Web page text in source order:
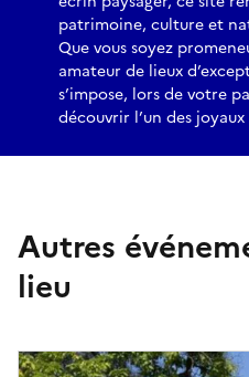
patrimoine, culture et
Que vous soyez
amateur de lieux
s’impose, lors de votre
découvrir l’un des
Autres
lieu